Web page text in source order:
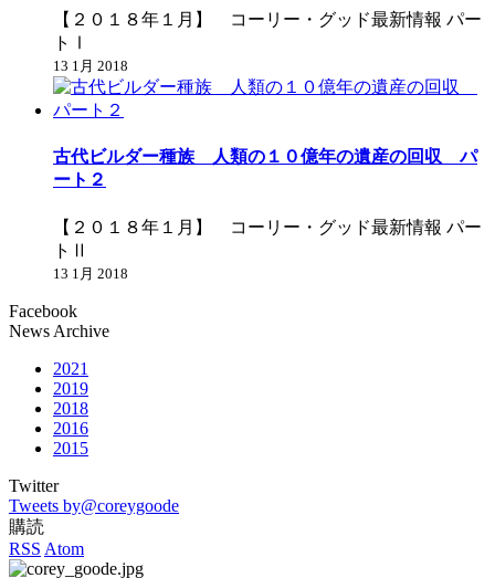
【２０１８年１月】 コーリー・グッド最新情報 パー
トⅠ
13 1月 2018
古代ビルダー種族 人類の１０億年の遺産の回収 パ
ート２
【２０１８年１月】 コーリー・グッド最新情報 パー
トⅡ
13 1月 2018
Facebook
News Archive
2021
2019
2018
2016
2015
Twitter
Tweets by@coreygoode
購読
RSS Atom